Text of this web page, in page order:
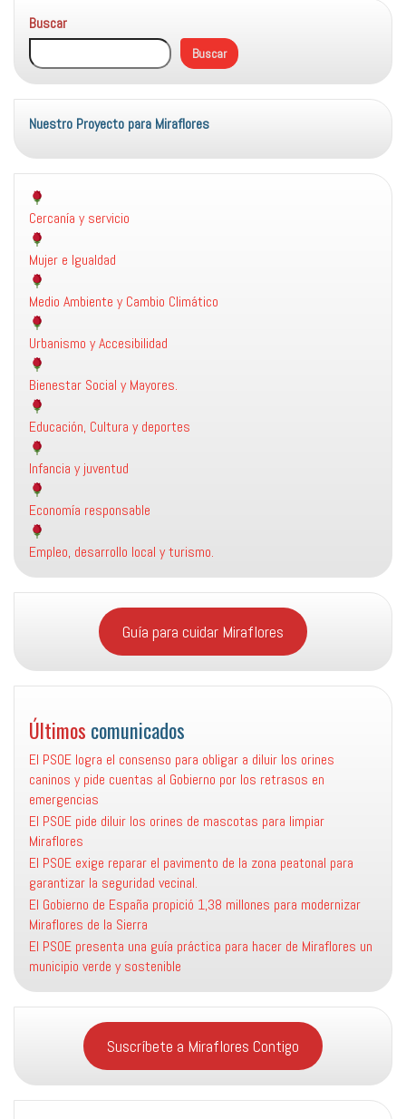
para
favorecer
la
igualdad
de
género
el
Buscar
Buscar
Nuestro Proyecto para Miraflores
Cercanía y servicio
Mujer e Igualdad
Medio Ambiente y Cambio Climático
Urbanismo y Accesibilidad
Bienestar Social y Mayores.
Educación, Cultura y deportes
Infancia y juventud
Economía responsable
Empleo, desarrollo local y turismo.
Guía para cuidar Miraflores
Últimos comunicados
El PSOE logra el consenso para obligar a diluir los orines
caninos y pide cuentas al Gobierno por los retrasos en
emergencias
El PSOE pide diluir los orines de mascotas para limpiar
Miraflores
El PSOE exige reparar el pavimento de la zona peatonal para
garantizar la seguridad vecinal.
El Gobierno de España propició 1,38 millones para modernizar
Miraflores de la Sierra
El PSOE presenta una guía práctica para hacer de Miraflores un
municipio verde y sostenible
Suscríbete a Miraflores Contigo